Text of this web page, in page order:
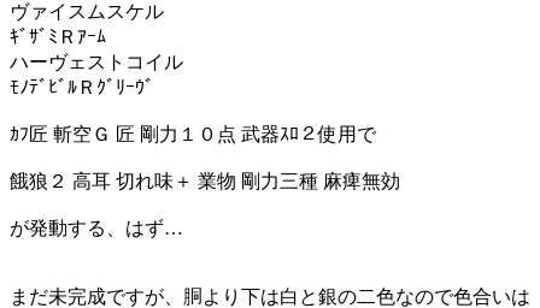
ヴァイスムスケル
ｷﾞｻﾞﾐＲｱｰﾑ
ハーヴェストコイル
ﾓﾉﾃﾞﾋﾞﾙＲｸﾞﾘｰｳﾞ
ｶﾌ匠 斬空Ｇ 匠 剛力１０点 武器ｽﾛ２使用で
餓狼２ 高耳 切れ味＋ 業物 剛力三種 麻痺無効
が発動する、はず…
まだ未完成ですが、胴より下は白と銀の二色なので色合いは